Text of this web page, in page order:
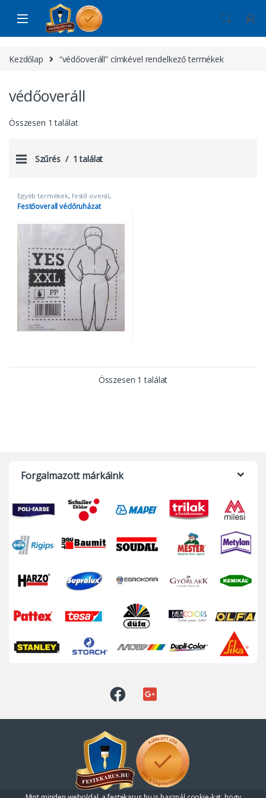
Skip to navigation
Skip to content
Kezdőlap “védőoveráll” címkével rendelkező termékek
védőoveráll
Összesen 1 találat
Szűrés 1 találat
Egyéb termékek, festő overál,
Festőszerszámok, kiegészítők
Festőoverall védőruházat
Összesen 1 találat
Forgalmazott márkáink